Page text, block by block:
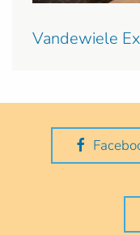
Vandewiele